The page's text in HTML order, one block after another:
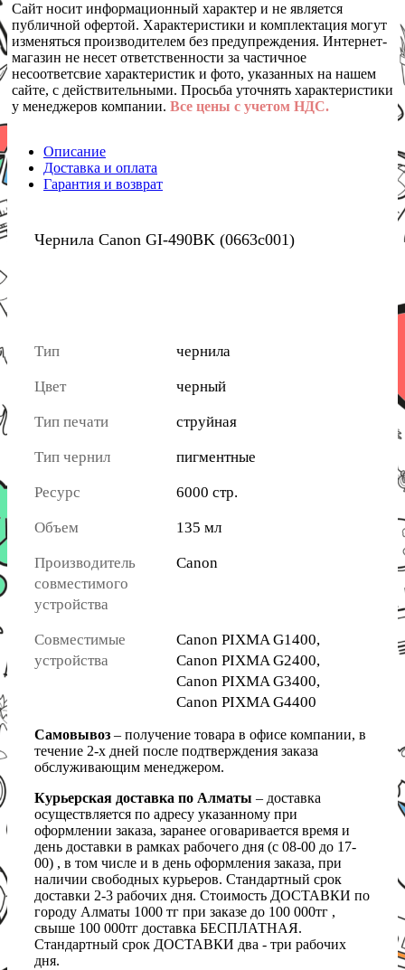
Сайт носит информационный характер и не является
публичной офертой. Характеристики и комплектация могут
изменяться производителем без предупреждения. Интернет-
магазин не несет ответственности за частичное
несоответсвие характеристик и фото, указанных на нашем
сайте, с действительными. Просьба уточнять характеристики
у менеджеров компании. Все цены с учетом НДС.
Описание
Доставка и оплата
Гарантия и возврат
Чернила Canon GI-490BK (0663c001)
Тип чернила
Цвет черный
Тип печати струйная
Тип чернил пигментные
Ресурс 6000 стр.
Объем 135 мл
Производитель
совместимого
устройства
Canon
Совместимые
устройства
Canon PIXMA G1400,
Canon PIXMA G2400,
Canon PIXMA G3400,
Canon PIXMA G4400
Самовывоз – получение товара в офисе компании, в
течение 2-х дней после подтверждения заказа
обслуживающим менеджером.
Курьерская доставка по Алматы – доставка
осуществляется по адресу указанному при
оформлении заказа, заранее оговаривается время и
день доставки в рамках рабочего дня (с 08-00 до 17-
00) , в том числе и в день оформления заказа, при
наличии свободных курьеров. Стандартный срок
доставки 2-3 рабочих дня. Стоимость ДОСТАВКИ по
городу Алматы 1000 тг при заказе до 100 000тг ,
свыше 100 000тг доставка БЕСПЛАТНАЯ.
Стандартный срок ДОСТАВКИ два - три рабочих
дня.